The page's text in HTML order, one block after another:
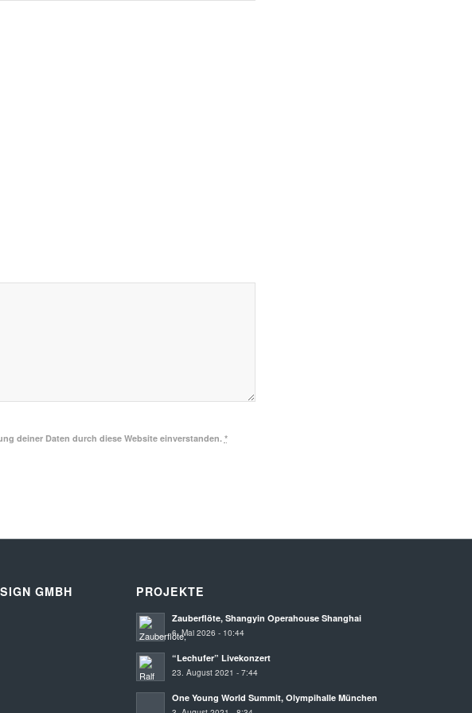
deiner Daten durch diese Website einverstanden. *
GMBH PROJEKTE
Zauberflöte, Shangyin Operahouse Shanghai
6. Mai 2026 - 10:44
“Lechufer” Livekonzert
23. August 2021 - 7:44
One Young World Summit, Olympihalle München